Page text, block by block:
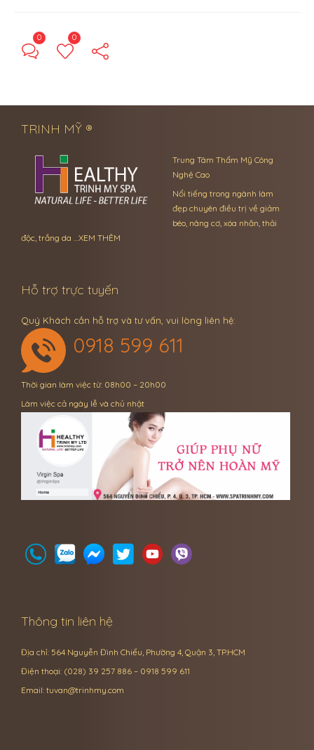
0 0
TRINH MỸ ®
Trung Tâm Thẩm Mỹ Công
Nghệ Cao
Nổi tiếng trong ngành làm
đẹp chuyên điều trị về giảm
béo, nâng cơ, xóa nhăn, thải
độc, trắng da …XEM THÊM
Hỗ trợ trực tuyến
Quý Khách cần hỗ trợ và tư vấn, vui lòng liên hệ:
0918 599 611
Thời gian làm việc từ: 08h00 – 20h00
Làm việc cả ngày lễ và chủ nhật
Thông tin liên hệ
Địa chỉ: 564 Nguyễn Đình Chiểu, Phường 4, Quận 3, TP.HCM
Điện thoại: (028) 39 257 886 – 0918 599 611
Email: tuvan@trinhmy.com